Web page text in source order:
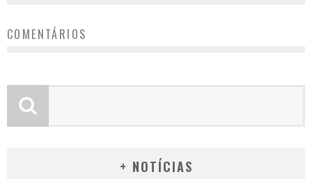
COMENTÁRIOS
+ NOTÍCIAS